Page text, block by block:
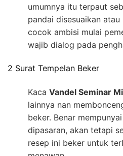
umumnya itu terpaut
pandai disesuaikan
cocok ambisi mulai
wajib dialog pada
2 Surat Tempelan Beker
Kaca Vandel Seminar
lainnya nan
beker. Benar
dipasaran, akan tetapi
resep ini beker untuk